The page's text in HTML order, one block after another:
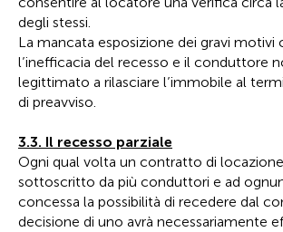
degli stessi.
La mancata esposizione dei gravi motivi
l’inefficacia del recesso e il conduttore
legittimato a rilasciare l’immobile al
di preavviso.
3.3. Il recesso parziale
Ogni qual volta un contratto di
sottoscritto da più conduttori e ad
concessa la possibilità di recedere dal
decisione di uno avrà necessariamente